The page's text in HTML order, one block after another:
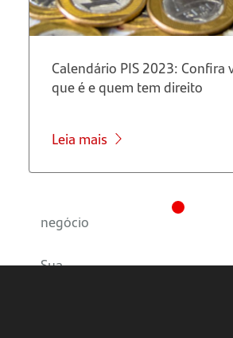
e design
de tarefas
repetitivas
Escolhendo
negócio
Sua
Calendário PIS 2023: Confira
que é e quem tem direito
Leia mais